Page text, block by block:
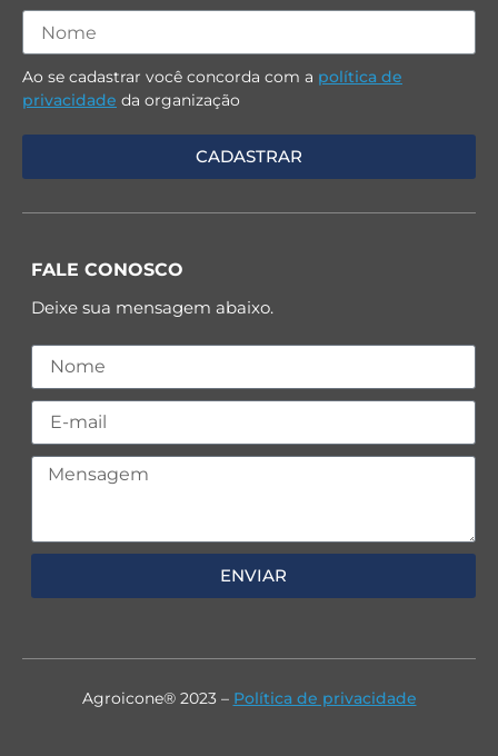
Ao se cadastrar você concorda com a política de
privacidade da organização
FALE CONOSCO
Deixe sua mensagem abaixo.
ENVIAR
Agroicone® 2023 – Política de privacidade